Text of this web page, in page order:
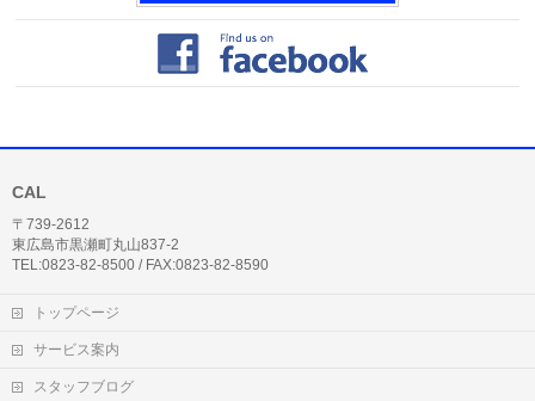
CAL
〒739-2612
東広島市黒瀬町丸山837-2
TEL:0823-82-8500 / FAX:0823-82-8590
トップページ
サービス案内
スタッフブログ